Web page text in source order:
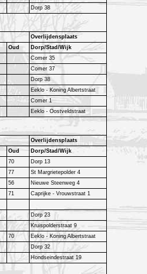
Dorp 38
Overlijdensplaats
Oud
Dorp/Stad/Wijk
Comer 35
Comer 37
Dorp 38
Eeklo - Koning Albertstraat
Comer 1
Eeklo - Oostveldstraat
Overlijdensplaats
Oud
Dorp/Stad/Wijk
70
Dorp 13
77
St Margrietepolder 4
56
Nieuwe Steenweg 4
71
Caprijke - Vrouwstraat 1
Dorp 23
Kruispolderstraat 9
70
Eeklo - Koning Albertstraat
Dorp 32
Hondseindestraat 19